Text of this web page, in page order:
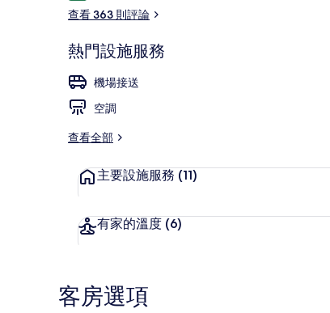
論
查看 363 則評論
熱門設施服務
機場接送
空調
查看全部
主要設施服務 (11)
有家的溫度 (6)
客房選項